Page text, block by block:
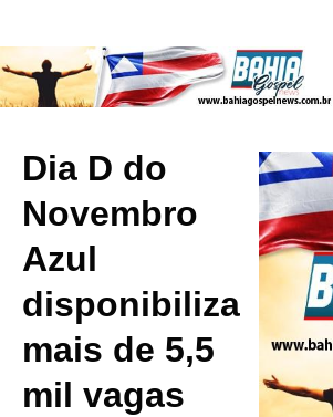
Dia D do
Novembro
Azul
disponibiliza
mais de 5,5
mil vagas